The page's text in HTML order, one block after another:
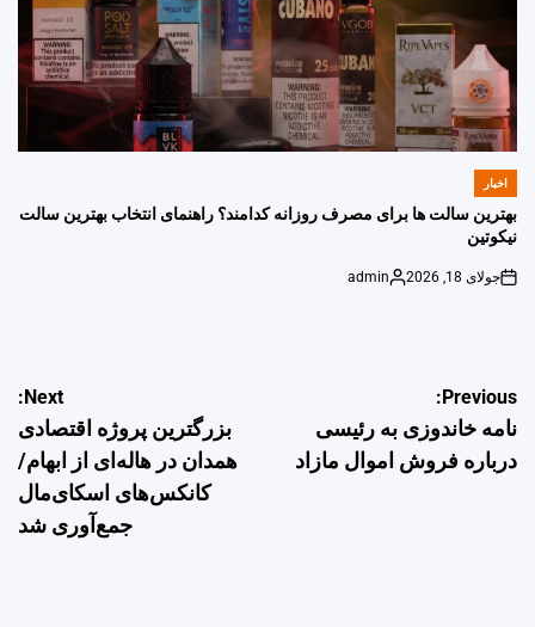
POSTED
اخبار
بهترین سالت ها برای مصرف روزانه کدامند؟ راهنمای انتخاب بهترین سالت
نیکوتین
on
جولای 18, 2026
Posted
admin
راهبری
نوشته
Previous:
نامه خاندوزی به رئیسی
درباره فروش اموال مازاد
Next:
بزرگترین پروژه اقتصادی
همدان در هاله‌ای از ابهام/
کانکس‌های اسکای‌مال
جمع‌آوری شد